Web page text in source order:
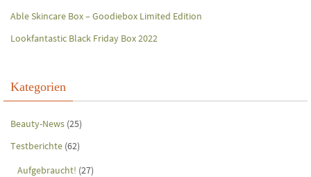
Able Skincare Box – Goodiebox Limited Edition
Lookfantastic Black Friday Box 2022
Kategorien
Beauty-News (25)
Testberichte (62)
Aufgebraucht! (27)